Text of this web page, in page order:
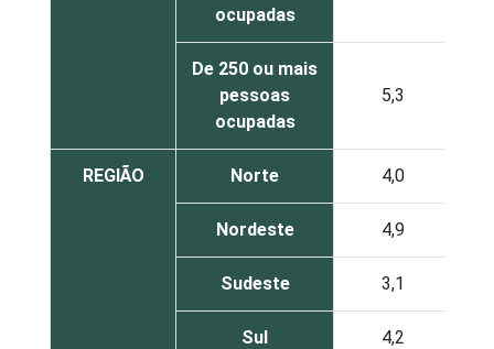
ocupadas
De 250 ou mais
pessoas
ocupadas
5,3
REGIÃO Norte 4,0
Nordeste 4,9
Sudeste 3,1
Sul 4,2